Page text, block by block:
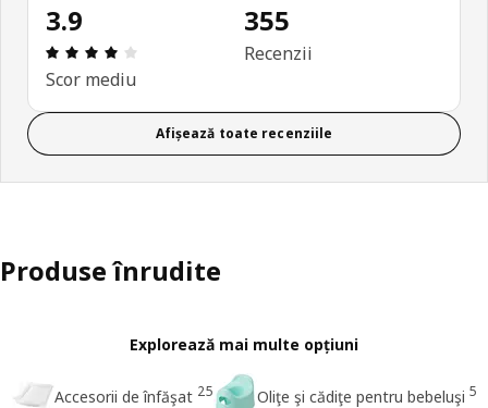
3.9
Prezentare generală: 3.9 din 5 stele Total
Scor mediu
355
Recenzii
Afișează toate recenziile
Produse înrudite
Explorează mai multe opțiuni
Accesorii de înfăşat 25 Oliţe şi cădiţe pentru bebeluşi 5